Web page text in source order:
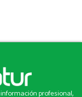
profesional,